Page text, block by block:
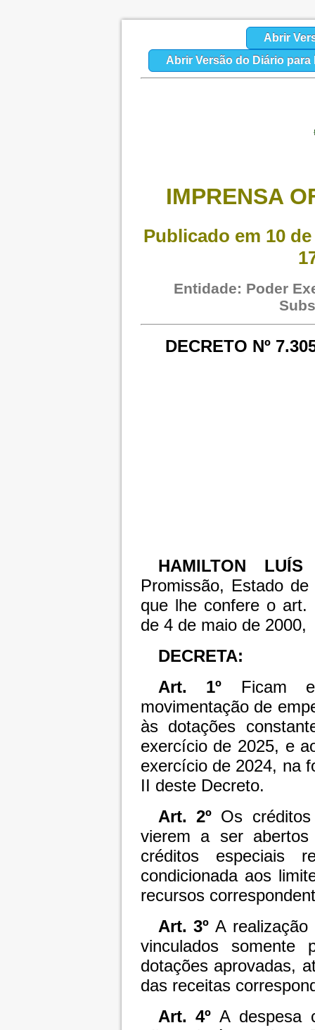
Abrir
Abrir Versão do Diário para
IMPRENSA
Publicado em 10
Entidade: Poder
DECRETO Nº
HAMILTON LUÍS
Promissão, Estado
que lhe confere o art.
de 4 de maio de 2000,
DECRETA:
Art. 1º Ficam
movimentação de
às dotações
exercício de 2025, e
exercício de 2024, na
II deste Decreto.
Art. 2º Os
vierem a ser
créditos especiais
condicionada aos
recursos
Art. 3º A
vinculados somente
dotações aprovadas,
das receitas
Art. 4º A despesa